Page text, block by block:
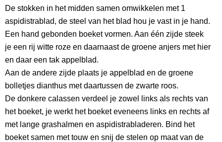
De stokken in het midden samen omwikkelen met 1
aspidistrablad, de steel van het blad hou je vast in je hand.
Een hand gebonden boeket vormen. Aan één zijde steek
je een rij witte roze en daarnaast de groene anjers met hier
en daar een tak appelblad.
Aan de andere zijde plaats je appelblad en de groene
bolletjes dianthus met daartussen de zwarte roos.
De donkere calassen verdeel je zowel links als rechts van
het boeket, je werkt het boeket eveneens links en rechts af
met lange grashalmen en aspidistrabladeren. Bind het
boeket samen met touw en snij de stelen op maat van de